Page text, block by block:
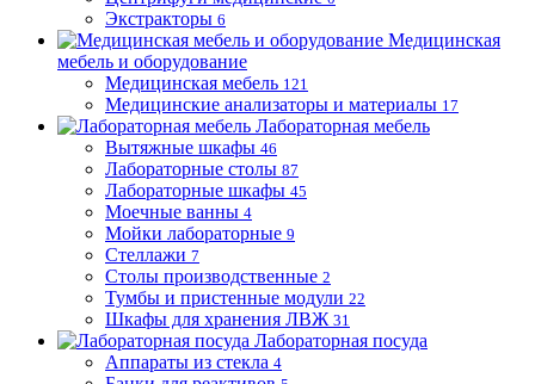
Экстракторы 6
Медицинская
мебель и оборудование
Медицинская мебель 121
Медицинские анализаторы и материалы 17
Лабораторная мебель
Вытяжные шкафы 46
Лабораторные столы 87
Лабораторные шкафы 45
Моечные ванны 4
Мойки лабораторные 9
Стеллажи 7
Столы производственные 2
Тумбы и пристенные модули 22
Шкафы для хранения ЛВЖ 31
Лабораторная посуда
Аппараты из стекла 4